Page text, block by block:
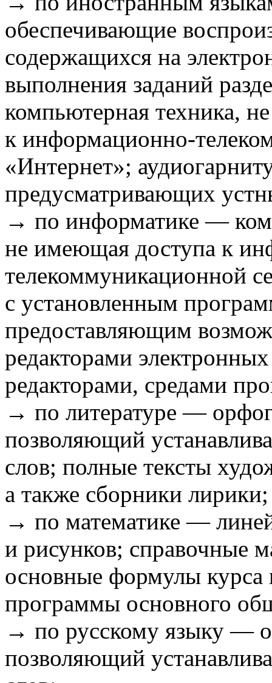
обеспечивающие
содержащихся на
выполнения заданий
компьютерная техника,
к информационно-
«Интернет»;
предусматривающих
→ по информатике —
не имеющая доступа к
телекоммуникационной
с установленным
предоставляющим
редакторами
редакторами, средами
→ по литературе —
позволяющий
слов; полные тексты
а также сборники лирики;
→ по математике —
и рисунков; справочные
основные формулы курса
программы основного
→ по русскому языку —
позволяющий